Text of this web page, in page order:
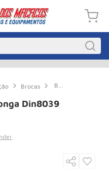
Brocas
Broca
Videa
7,0mm
Din8039